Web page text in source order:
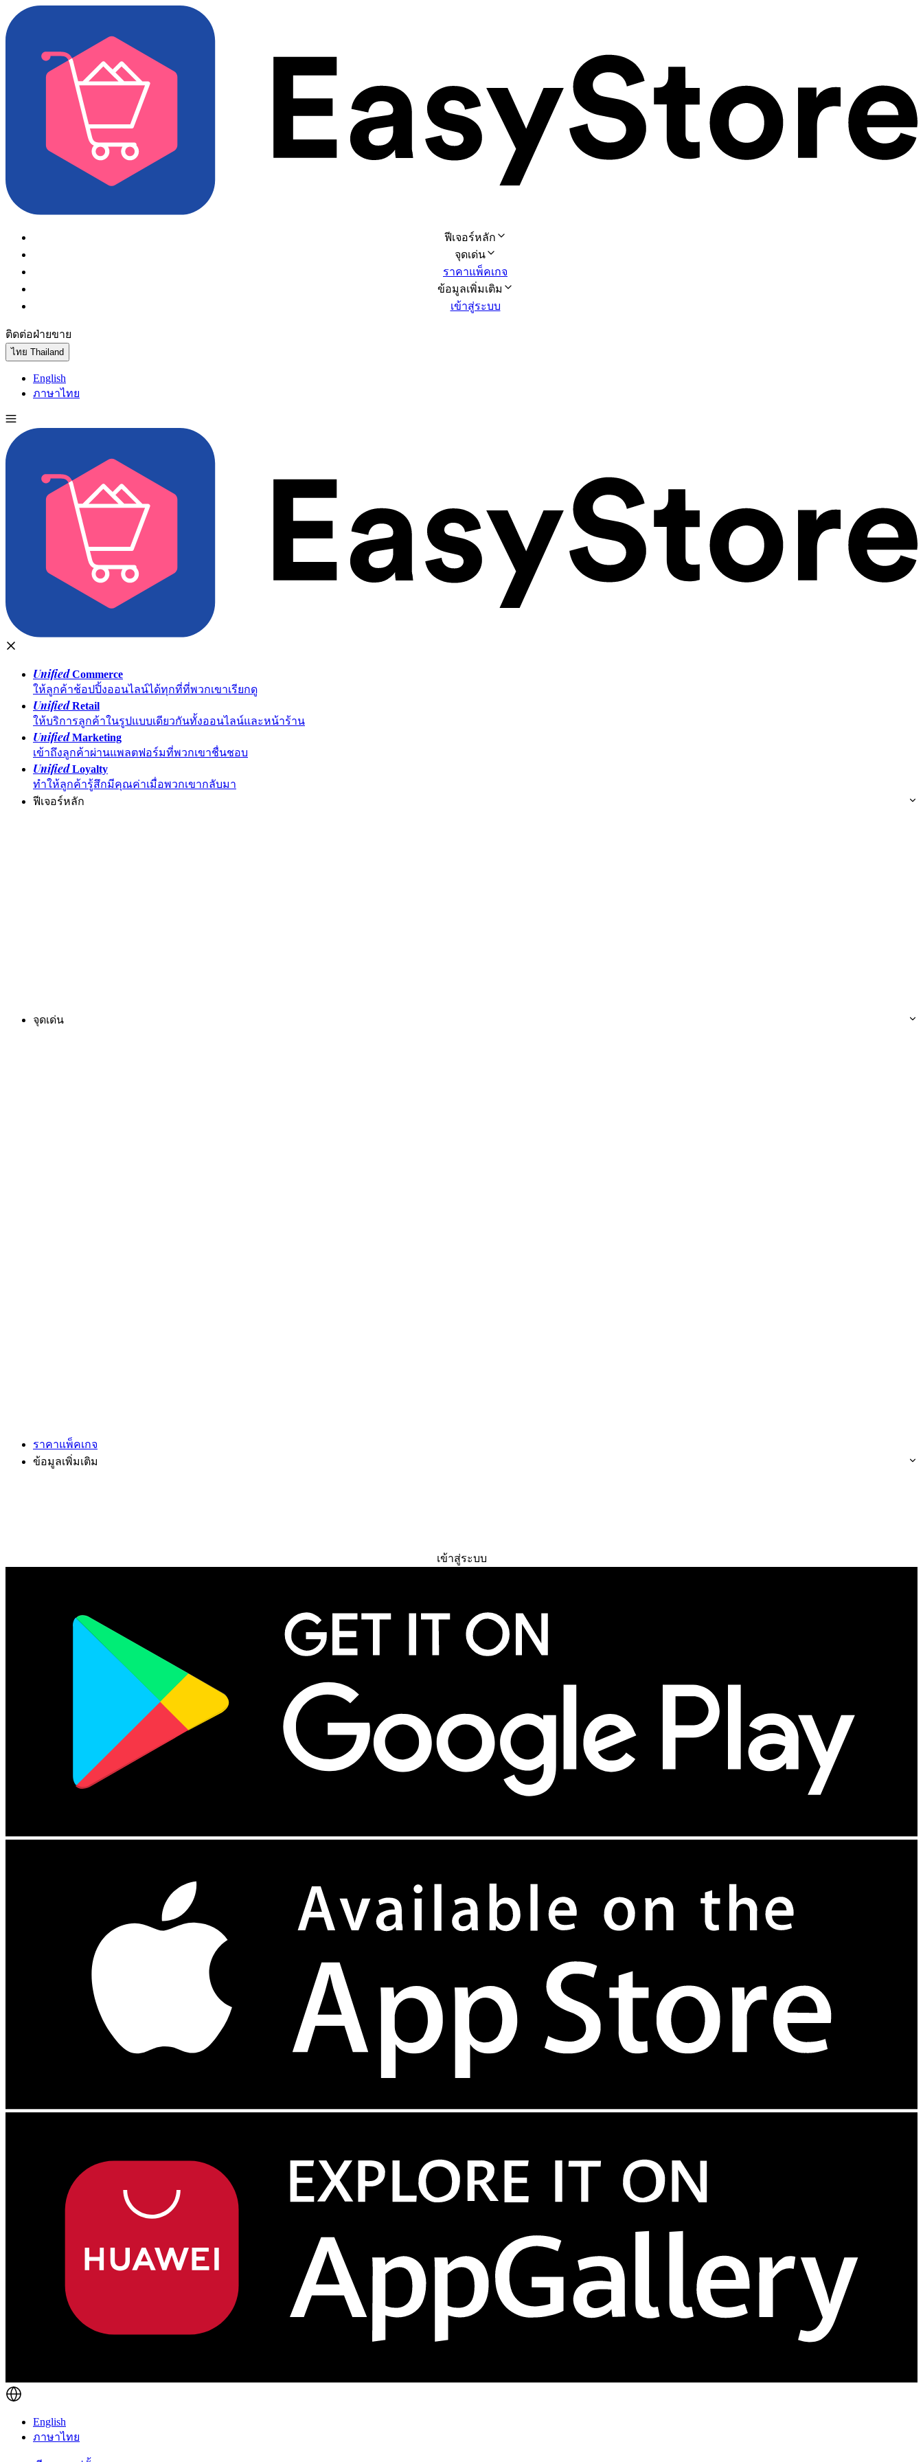
ฟีเจอร์หลัก
จุดเด่น
ราคาแพ็คเกจ
ข้อมูลเพิ่มเติม
เข้าสู่ระบบ
ติดต่อฝ่ายขาย
ไทย Thailand
English
ภาษาไทย
UnifiedCommerce
ให้ลูกค้าช้อปปิ้งออนไลน์ได้ทุกที่ที่พวกเขาเรียกดู
UnifiedRetail
ให้บริการลูกค้าในรูปแบบเดียวกันทั้งออนไลน์และหน้าร้าน
UnifiedMarketing
เข้าถึงลูกค้าผ่านแพลตฟอร์มที่พวกเขาชื่นชอบ
UnifiedLoyalty
ทำให้ลูกค้ารู้สึกมีคุณค่าเมื่อพวกเขากลับมา
ฟีเจอร์หลัก
จุดเด่น
ราคาแพ็คเกจ
ข้อมูลเพิ่มเติม
เข้าสู่ระบบ
English
ภาษาไทย